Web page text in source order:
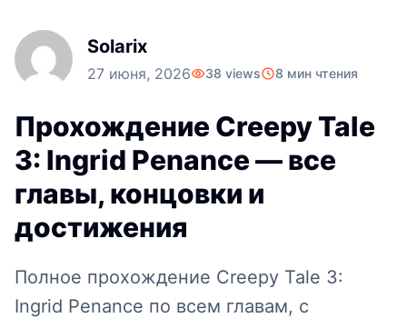
Solarix
27 июня, 2026 38 views 8 мин чтения
Прохождение Creepy Tale
3: Ingrid Penance — все
главы, концовки и
достижения
Полное прохождение Creepy Tale 3:
Ingrid Penance по всем главам, с